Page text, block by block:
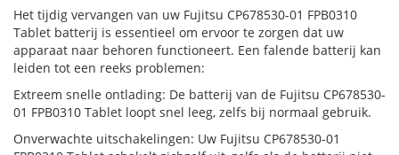
Het tijdig vervangen van uw Fujitsu CP678530-01 FPB0310
Tablet batterij is essentieel om ervoor te zorgen dat uw
apparaat naar behoren functioneert. Een falende batterij kan
leiden tot een reeks problemen:
Extreem snelle ontlading: De batterij van de Fujitsu CP678530-
01 FPB0310 Tablet loopt snel leeg, zelfs bij normaal gebruik.
Onverwachte uitschakelingen: Uw Fujitsu CP678530-01